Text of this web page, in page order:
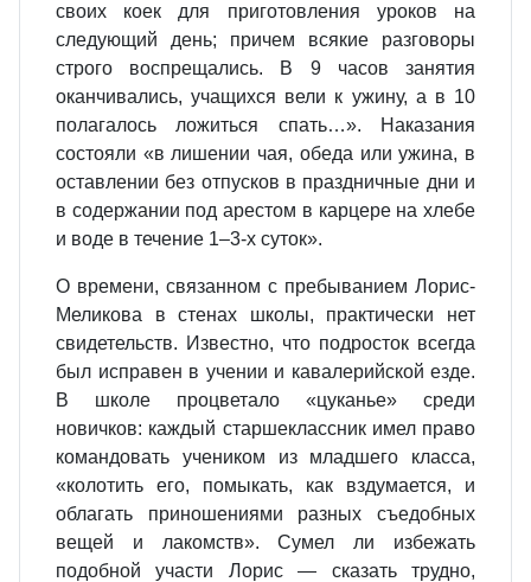
своих коек для приготовления уроков на
следующий день; причем всякие разговоры
строго воспрещались. В 9 часов занятия
оканчивались, учащихся вели к ужину, а в 10
полагалось ложиться спать…». Наказания
состояли «в лишении чая, обеда или ужина, в
оставлении без отпусков в праздничные дни и
в содержании под арестом в карцере на хлебе
и воде в течение 1–3-х суток».
О времени, связанном с пребыванием Лорис-
Меликова в стенах школы, практически нет
свидетельств. Известно, что подросток всегда
был исправен в учении и кавалерийской езде.
В школе процветало «цуканье» среди
новичков: каждый старшеклассник имел право
командовать учеником из младшего класса,
«колотить его, помыкать, как вздумается, и
облагать приношениями разных съедобных
вещей и лакомств». Сумел ли избежать
подобной участи Лорис — сказать трудно,